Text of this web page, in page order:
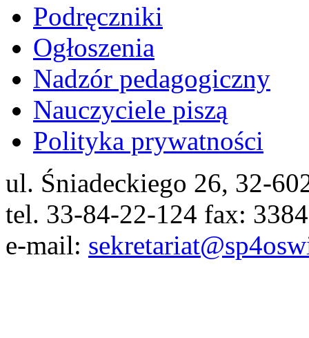
Podręczniki
Ogłoszenia
Nadzór pedagogiczny
Nauczyciele piszą
Polityka prywatności
ul. Śniadeckiego 26, 32-
tel. 33-84-22-124 fax:
e-mail: